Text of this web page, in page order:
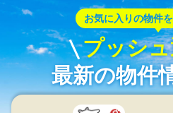
お気に入りの物件
プッシ
最新の物件